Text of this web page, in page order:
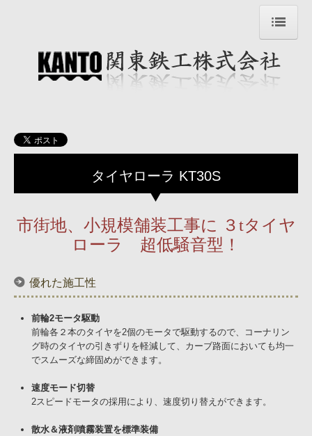
トップページ Top page
企業情報
会社・製品紹介動画
製品情報（カタログ含）
国内サービス協力工場
Company Info
Corporate Video
Products
Dealer Network
タイヤローラ KT30S
市街地、小規模舗装工事に ３tタイヤ
ローラ 超低騒音型！
優れた施工性
前輪2モータ駆動
前輪各２本のタイヤを2個のモータで駆動するので、コーナリン
グ時のタイヤの引きずりを軽減して、カーブ路面においても均一
でスムーズな締固めができます。
速度モード切替
2スピードモータの採用により、速度切り替えができます。
散水＆液剤噴霧装置を標準装備